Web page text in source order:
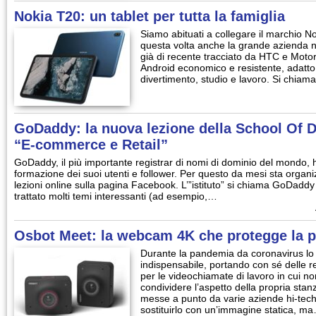
Nokia T20: un tablet per tutta la famiglia
Siamo abituati a collegare il marchio
questa volta anche la grande azienda
già di recente tracciato da HTC e
Android economico e resistente,
divertimento, studio e lavoro. Si
GoDaddy: la nuova lezione della School Of
“E-commerce e Retail”
GoDaddy, il più importante registrar di nomi di dominio del mondo,
formazione dei suoi utenti e follower. Per questo da mesi sta
lezioni online sulla pagina Facebook. L’”istituto” si chiama
trattato molti temi interessanti (ad esempio,…
Osbot Meet: la webcam 4K che protegge la
Durante la pandemia da coronavirus
indispensabile, portando con sé delle
per le videochiamate di lavoro in cui
condividere l’aspetto della propria
messe a punto da varie aziende hi-
sostituirlo con un’immagine statica,